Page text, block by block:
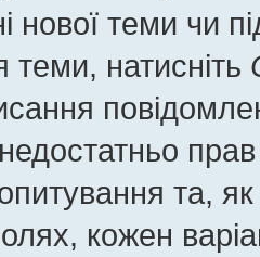
нової теми чи
теми, натисніть
та, як
кожен